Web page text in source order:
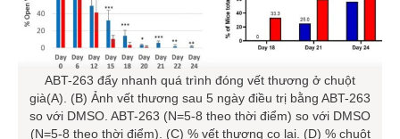
ABT-263 đẩy nhanh quá trình đóng vết thương ở chuột
già(A). (B) Ảnh vết thương sau 5 ngày điều trị bằng ABT-263
so với DMSO. ABT-263 (N=5-8 theo thời điểm) so với DMSO
(N=5-8 theo thời điểm). (C) % vết thương co lại. (D) % chuột